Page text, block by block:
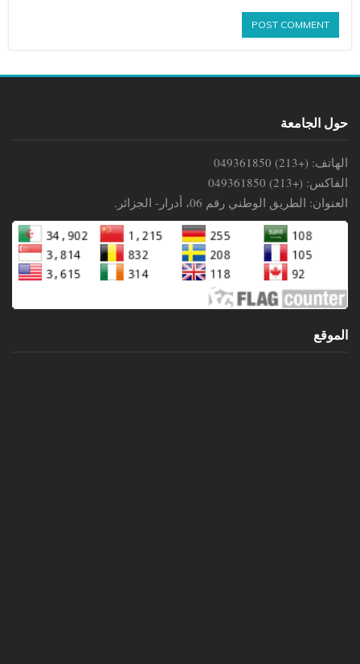
حول الجامعة
الهاتف: (+213) 049361850
الفاكس: (+213) 049361850
العنوان: الطريق الوطني رقم 06، أدرار- الجزائر.
الموقع